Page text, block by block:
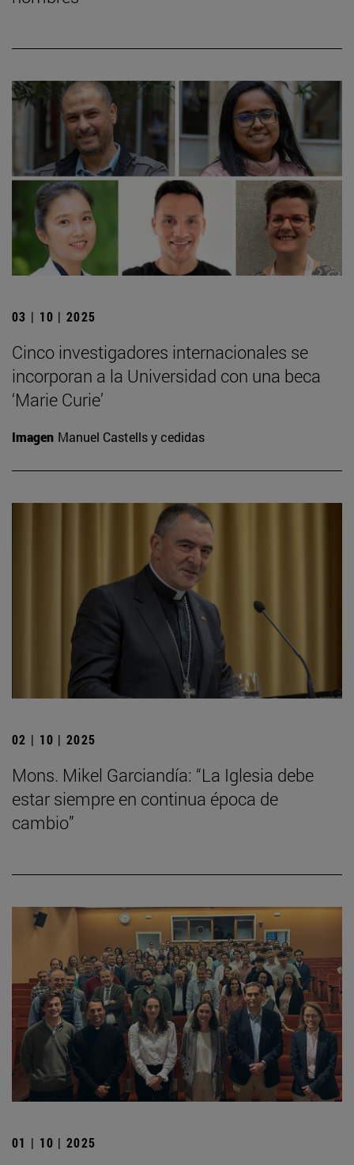
03 | 10 | 2025
Cinco investigadores internacionales se
incorporan a la Universidad con una beca
‘Marie Curie’
Imagen Manuel Castells y cedidas
02 | 10 | 2025
Mons. Mikel Garciandía: “La Iglesia debe
estar siempre en continua época de
cambio”
01 | 10 | 2025